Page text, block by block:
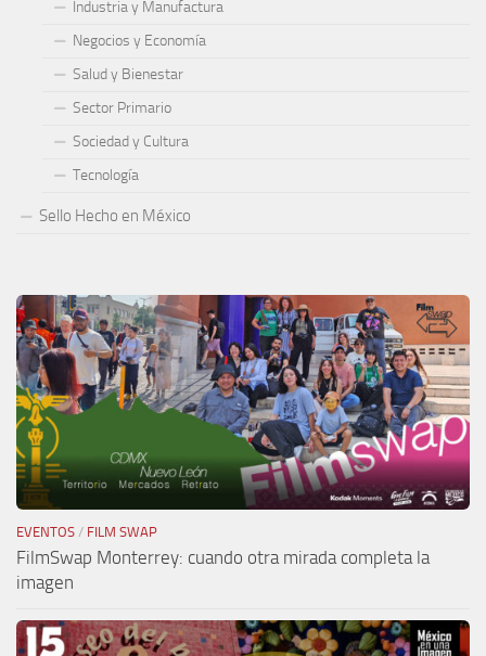
Industria y Manufactura
Negocios y Economía
Salud y Bienestar
Sector Primario
Sociedad y Cultura
Tecnología
Sello Hecho en México
EVENTOS / FILM SWAP
FilmSwap Monterrey: cuando otra mirada completa la
imagen